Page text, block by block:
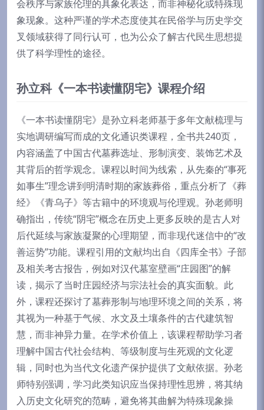
会秩序与家族伦理的具象化表达，而非神秘化或特殊现
象现象。这种严谨的学术态度使其在民俗学与历史学交
叉领域获得了同行认可，也为公众了解古代民生思想提
供了科学理性的途径。
孙立科《一本书读懂阴宅》课程介绍
《一本书读懂阴宅》是孙立科老师基于多年文献梳理与
实地调研编写而成的文化通识类课程，全书共240页，
内容涵盖了中国古代墓葬选址、形制演变、装饰艺术及
其背后的哲学观念。课程以时间为线索，从先秦的“事死
如事生”理念讲到明清时期的家族葬俗，重点分析了《葬
经》《青乌子》等古籍中的环境观与伦理观。孙老师明
确指出，传统“阴宅”概念在历史上更多反映的是古人对
后代延续与家族凝聚的心理期望，而非现代迷信中的“改
善运势”功能。课程引用的文献均出自《四库全书》子部
及相关考古报告，例如对汉代墓室壁画“庄园图”的解
读，揭示了当时庄园经济与宗法社会的真实面貌。此
外，课程还探讨了墓葬形制与地理环境之间的关系，将
其视为一种基于气候、水文及土壤条件的古代建筑智
慧，而非神异力量。在学术价值上，该课程帮助学习者
理解中国古代社会结构、等级制度与生死观的文化逻
辑，同时也为当代文化遗产保护提供了文献依据。孙老
师特别强调，学习此类知识应当保持理性思辨，将其纳
入历史文化研究的范畴，避免将其曲解为特殊现象操